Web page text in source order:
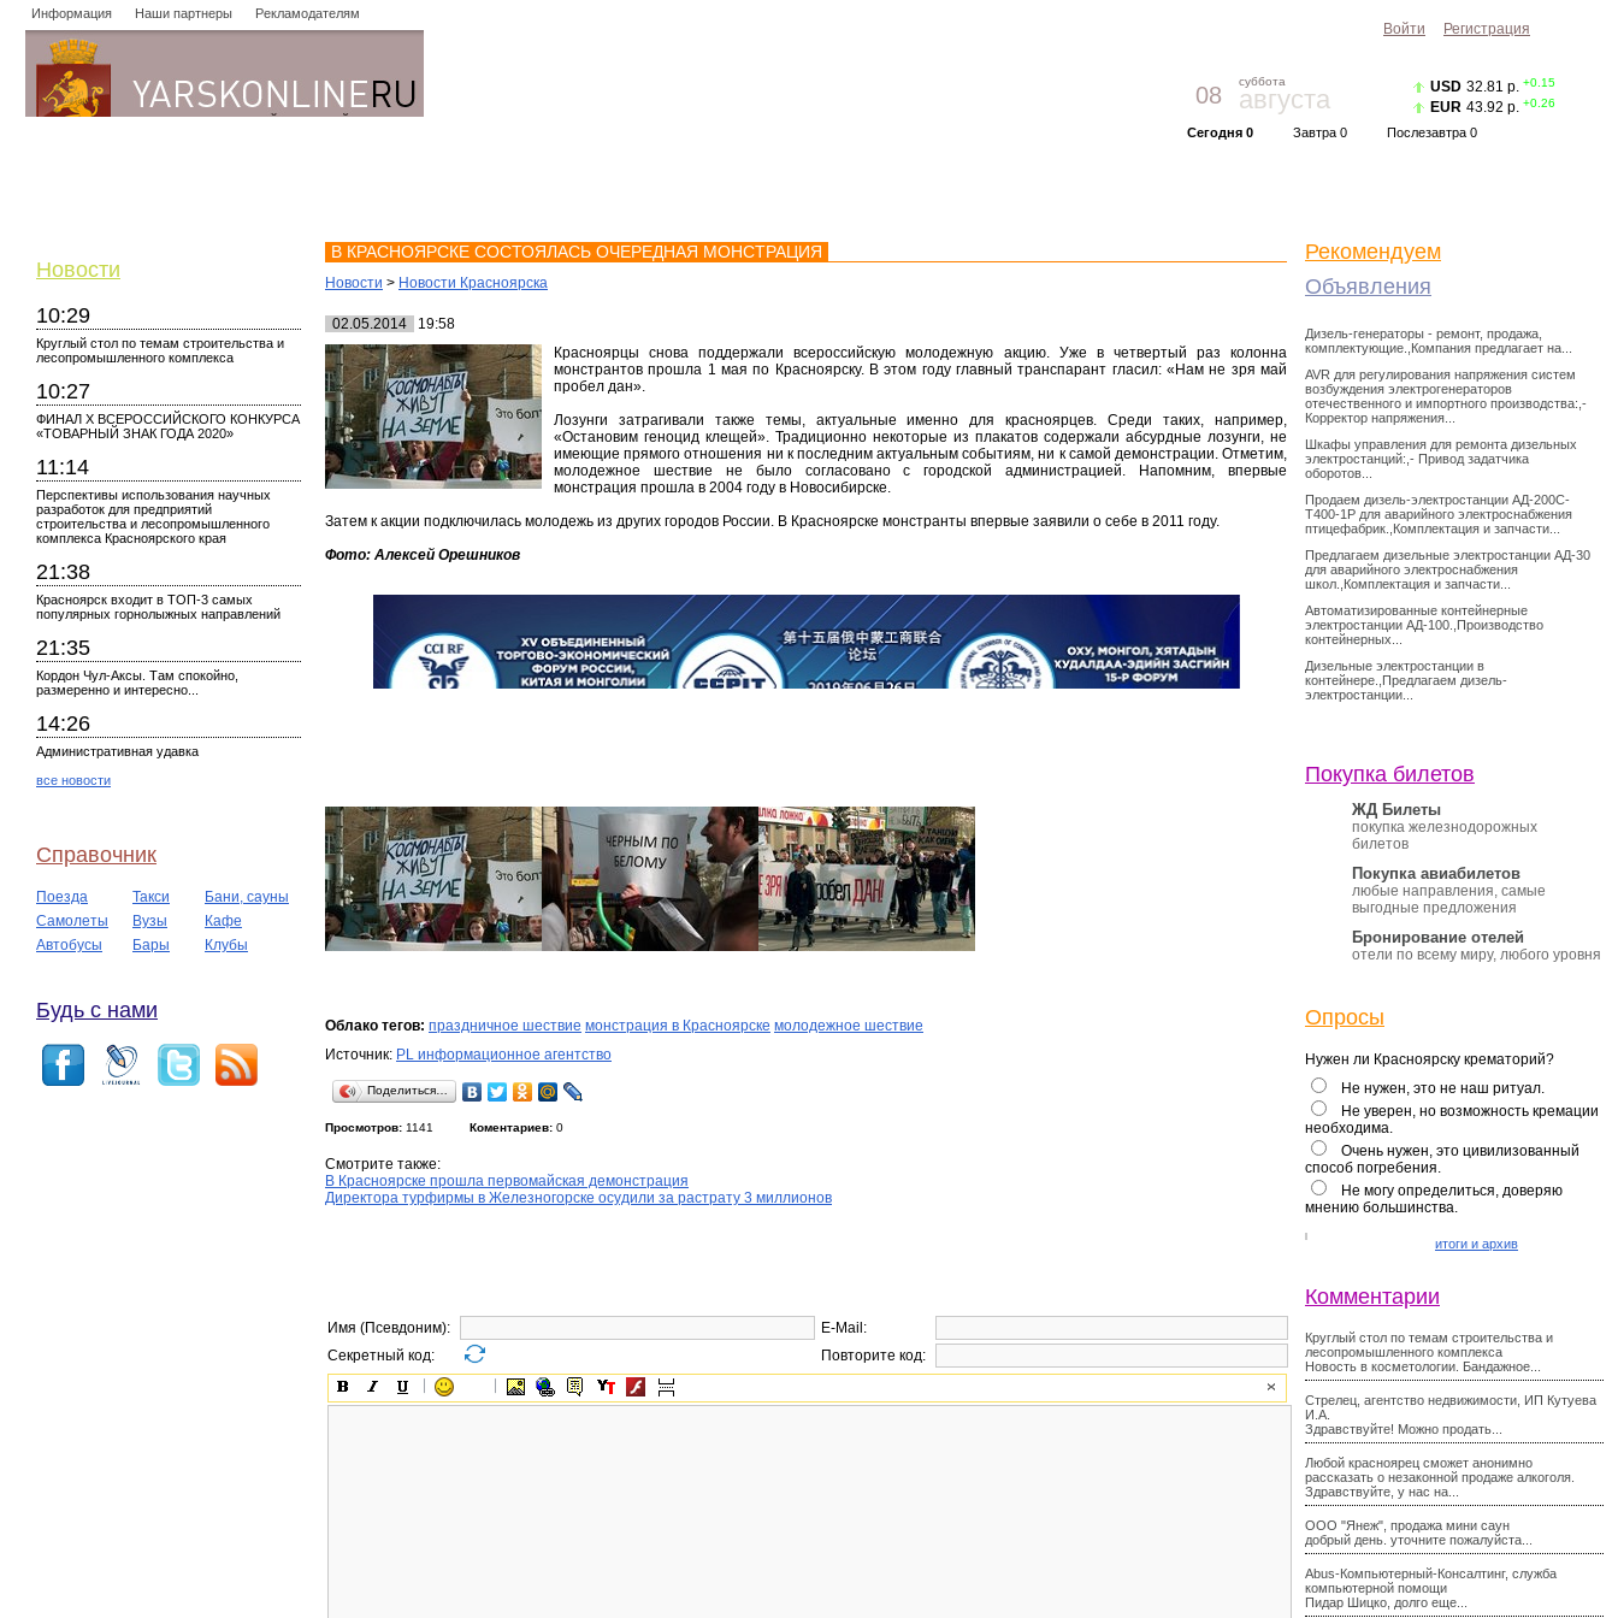
Информация Наши партнеры Рекламодателям
08
суббота
августа
Сегодня 0 Завтра 0 Послезавтра 0
USD 32.81 р. +0.15
EUR 43.92 р. +0.26
Новости
10:29
Круглый стол по темам строительства и
лесопромышленного комплекса
10:27
ФИНАЛ X ВСЕРОССИЙСКОГО КОНКУРСА
«ТОВАРНЫЙ ЗНАК ГОДА 2020»
11:14
Перспективы использования научных
разработок для предприятий
строительства и лесопромышленного
комплекса Красноярского края
21:38
Красноярск входит в ТОП-3 самых
популярных горнолыжных направлений
21:35
Кордон Чул-Аксы. Там спокойно,
размеренно и интересно...
14:26
Административная удавка
все новости
Справочник
Поезда Такси
Бани, сауны
Самолеты
Вузы
Кафе
Автобусы
Бары Клубы
Будь с нами
В КРАСНОЯРСКЕ СОСТОЯЛАСЬ ОЧЕРЕДНАЯ МОНСТРАЦИЯ
Новости > Новости Красноярска
02.05.2014
19:58
Красноярцы снова поддержали всероссийскую молодежную акцию. Уже в четвертый раз колонна
монстрантов прошла 1 мая по Красноярску. В этом году главный транспарант гласил: «Нам не зря май
пробел дан».
Лозунги затрагивали также темы, актуальные именно для красноярцев. Среди таких, например,
«Остановим геноцид клещей». Традиционно некоторые из плакатов содержали абсурдные лозунги, не
имеющие прямого отношения ни к последним актуальным событиям, ни к самой демонстрации. Отметим,
молодежное шествие не было согласовано с городской администрацией. Напомним, впервые
монстрация прошла в 2004 году в Новосибирске.
Затем к акции подключилась молодежь из других городов России. В Красноярске монстранты впервые заявили о себе в 2011 году.
Фото: Алексей Орешников
Облако тегов: праздничное шествие монстрация в Красноярске молодежное шествие
Источник: PL информационное агентство
Поделиться…
Просмотров: 1141 Коментариев: 0
Смотрите также:
В Красноярске прошла первомайская демонстрация
Директора турфирмы в Железногорске осудили за растрату 3 миллионов
Имя (Псевдоним):
E-Mail:
Секретный код:
Повторите код:
Рекомендуем
Объявления
Дизель-генераторы - ремонт, продажа,
комплектующие.,Компания предлагает на...
AVR для регулирования напряжения систем
возбуждения электрогенераторов
отечественного и импортного производства:,-
Корректор напряжения...
Шкафы управления для ремонта дизельных
электростанций:,- Привод задатчика
оборотов...
Продаем дизель-электростанции АД-200С-
Т400-1Р для аварийного электроснабжения
птицефабрик.,Комплектация и запчасти...
Предлагаем дизельные электростанции АД-30
для аварийного электроснабжения
школ.,Комплектация и запчасти...
Автоматизированные контейнерные
электростанции АД-100.,Производство
контейнерных...
Дизельные электростанции в
контейнере.,Предлагаем дизель-
электростанции...
Покупка билетов
ЖД Билеты
покупка железнодорожных
билетов
Покупка авиабилетов
любые направления, самые
выгодные предложения
Бронирование отелей
отели по всему миру, любого уровня
Опросы
Нужен ли Красноярску крематорий?
Не нужен, это не наш ритуал.
Не уверен, но возможность кремации
необходима.
Очень нужен, это цивилизованный
способ погребения.
Не могу определиться, доверяю
мнению большинства.
итоги и архив
Комментарии
Круглый стол по темам строительства и
лесопромышленного комплекса
Новость в косметологии. Бандажное...
Стрелец, агентство недвижимости, ИП Кутуева
И.А.
Здравствуйте! Можно продать...
Любой красноярец сможет анонимно
рассказать о незаконной продаже алкоголя.
Здравствуйте, у нас на...
ООО "Янеж", продажа мини саун
добрый день. уточните пожалуйста...
Abus-Компьютерный-Консалтинг, служба
компьютерной помощи
Пидар Шицко, долго еще...
Войти Регистрация